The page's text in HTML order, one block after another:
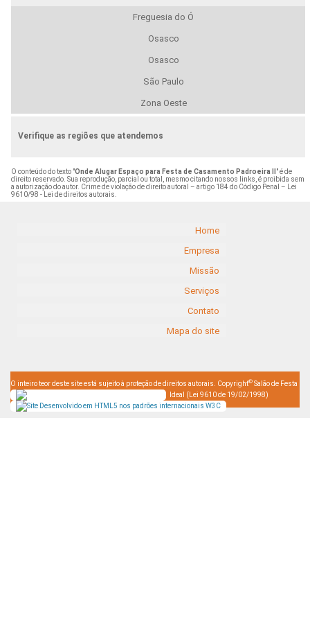
Freguesia do Ó
Osasco
Osasco
São Paulo
Zona Oeste
Verifique as regiões que atendemos
O conteúdo do texto "Onde Alugar Espaço para Festa de Casamento Padroeira II
" é de
direito reservado. Sua reprodução, parcial ou total, mesmo citando nossos links, é proibida sem
a autorização do autor. Crime de violação de direito autoral – artigo 184 do Código Penal –
Lei
9610/98 - Lei de direitos autorais
Home
Empresa
Missão
Serviços
Contato
Mapa do site
O inteiro teor deste site está sujeito à proteção de direitos autorais. Copyright© Salão de Festa
Ideal (Lei 9610 de 19/02/1998)